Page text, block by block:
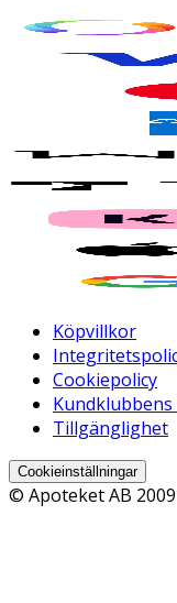
Köpvillkor
Cookiepolicy
Tillgänglighet
Cookieinställningar
© Apoteket AB